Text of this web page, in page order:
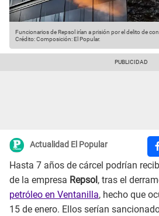
Funcionarios de Repsol irían a prisión por el delito de
Crédito: Composición: El Popular.
Actualidad El Popular
Hasta 7 años de cárcel podrían
de la empresa Repsol , tras el
petróleo en Ventanilla, hecho que
15 de enero. Ellos serían